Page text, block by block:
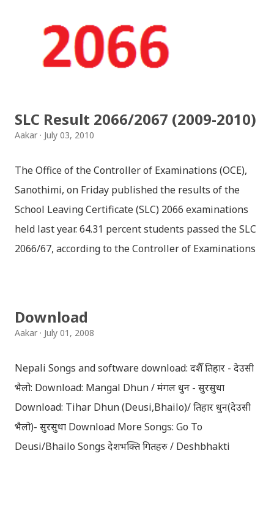
। थिम हाम्रो नेपाली किबोर्डको यस संस्करणमा नयाँ किबोर्ड थिम पनि
थपिएको छ । हाम्रो नेपाली किबोर्डको सेटिङमा गएर आफूलाई मन पर्ने
थिम छान्न सकिन्छ । डार्क तथा लाइट गरेर हाललाई दुई डिजाइनमा
SLC Result 2066/2067 (2009-2010)
Aakar July 03, 2010
The Office of the Controller of Examinations (OCE),
Sanothimi, on Friday published the results of the
School Leaving Certificate (SLC) 2066 examinations
held last year. 64.31 percent students passed the SLC
2066/67, according to the Controller of Examinations
Congratulations to all, who passed SLC this year. And
can follow THT (symbol no. and birth date required).
Download SLC Result 2066/2067 (2009-2010) :
REGULAR: EXEMPTED: Distinction --------------- First
division First division Second Division Second
Division Third Division Third Division Withheld
Download
Aakar July 01, 2008
Nepali Songs and software download: दशैँ तिहार - देउसी
भैलो: Download: Mangal Dhun / मंगल धुन - सुरसुधा
Download: Tihar Dhun (Deusi,Bhailo)/ तिहार धुन(देउसी
भैलो)- सुरसुधा Download More Songs: Go To
Deusi/Bhailo Songs देशभक्ति गितहरु / Deshbhakti